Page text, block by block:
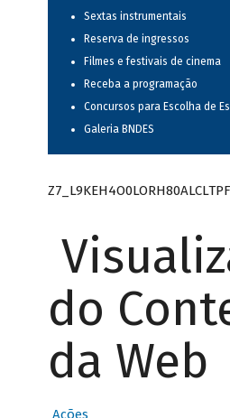
Sextas instrumentais
Reserva de ingressos
Filmes e festivais de cinema
Receba a programação
Concursos para Escolha de
Galeria BNDES
do
da Web